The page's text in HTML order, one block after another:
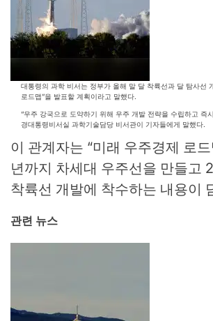
대통령의 과학 비서는 정부가 올해 말 달 착륙선과 달 탐사선
로드맵”을 발표할 계획이라고 말했다.
“우주 강국으로 도약하기 위해 우주 개발 전략을 수립하고 즉
경대통령비서실 과학기술담당 비서관이 기자들에게 말했다.
이 관계자는 “미래 우주경제 로
년까지 차세대 우주선을 만들고
착륙선 개발에 착수하는 내용이
관련 뉴스